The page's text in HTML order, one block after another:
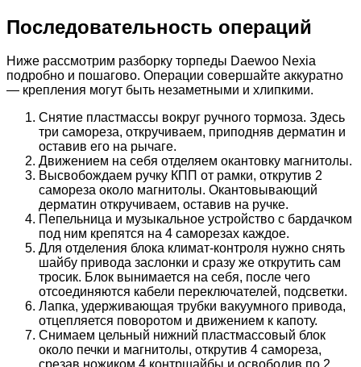
Последовательность операций
Ниже рассмотрим разборку торпеды Daewoo Nexia
подробно и пошагово. Операции совершайте аккуратно
— крепления могут быть незаметными и хлипкими.
Снятие пластмассы вокруг ручного тормоза. Здесь
три самореза, откручиваем, приподняв дерматин и
оставив его на рычаге.
Движением на себя отделяем окантовку магнитолы.
Высвобождаем ручку КПП от рамки, открутив 2
самореза около магнитолы. Окантовывающий
дерматин откручиваем, оставив на ручке.
Пепельница и музыкальное устройство с бардачком
под ним крепятся на 4 саморезах каждое.
Для отделения блока климат-контроля нужно снять
шайбу привода заслонки и сразу же открутить сам
тросик. Блок вынимается на себя, после чего
отсоединяются кабели переключателей, подсветки.
Лапка, удерживающая трубки вакуумного привода,
отцепляется поворотом и движением к капоту.
Снимаем цельный нижний пластмассовый блок
около печки и магнитолы, открутив 4 самореза,